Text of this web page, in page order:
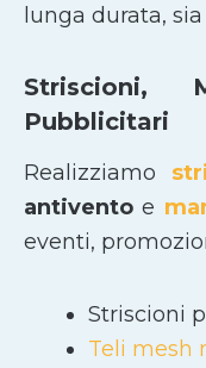
lunga durata,
Striscioni,
Pubblicitari
Realizziamo
antivento e
eventi,
Striscioni
Teli mesh